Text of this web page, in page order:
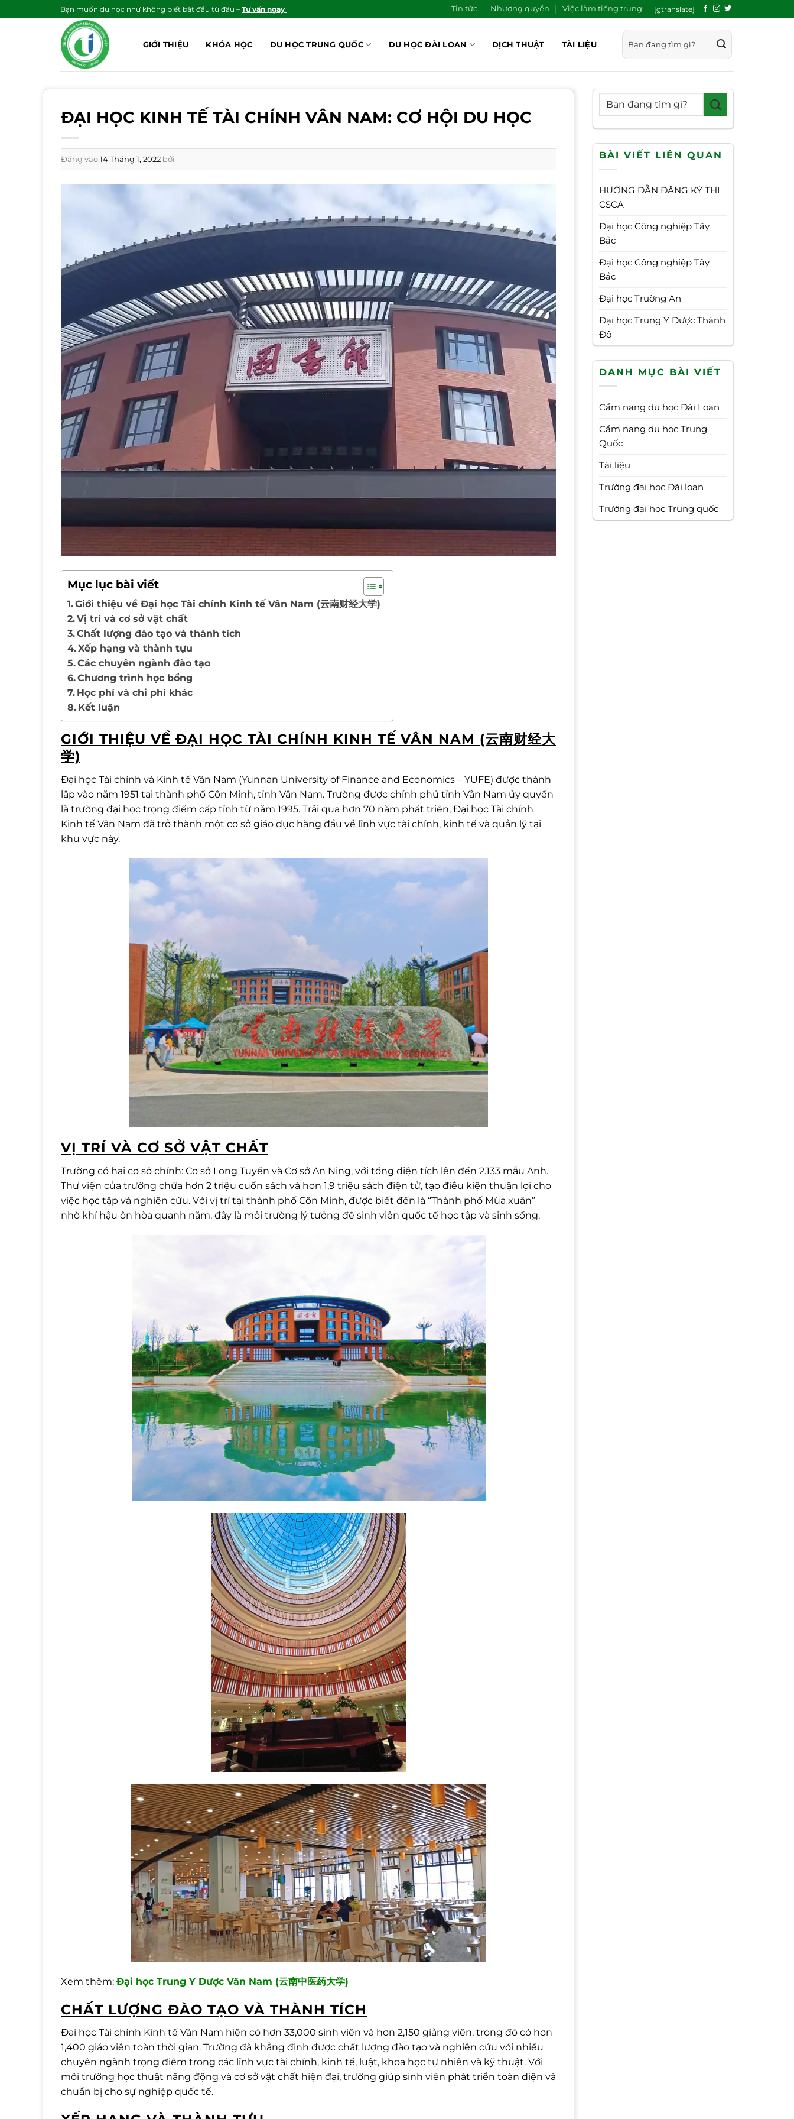
qua
Bạn muốn du học như không biết bắt đầu từ đâu – Tư vấn ngay Tin tức Nhượng quyền Việc làm tiếng trung [gtranslate]
GIỚI THIỆU KHÓA HỌC DU HỌC TRUNG QUỐC DU HỌC ĐÀI LOAN DỊCH THUẬT TÀI LIỆU
ĐẠI HỌC KINH TẾ TÀI CHÍNH VÂN NAM: CƠ HỘI DU HỌC
Đăng vào14 Tháng 1, 2022 bởi
Mục lục bài viết
Giới thiệu về Đại học Tài chính Kinh tế Vân Nam (云南财经大学)
Vị trí và cơ sở vật chất
Chất lượng đào tạo và thành tích
Xếp hạng và thành tựu
Các chuyên ngành đào tạo
Chương trình học bổng
Học phí và chi phí khác
Kết luận
GIỚI THIỆU VỀ ĐẠI HỌC TÀI CHÍNH KINH TẾ VÂN NAM (云南财经大
学)
Đại học Tài chính và Kinh tế Vân Nam (Yunnan University of Finance and Economics – YUFE) được thành
lập vào năm 1951 tại thành phố Côn Minh, tỉnh Vân Nam. Trường được chính phủ tỉnh Vân Nam ủy quyền
là trường đại học trọng điểm cấp tỉnh từ năm 1995. Trải qua hơn 70 năm phát triển, Đại học Tài chính
Kinh tế Vân Nam đã trở thành một cơ sở giáo dục hàng đầu về lĩnh vực tài chính, kinh tế và quản lý tại
khu vực này.
VỊ TRÍ VÀ CƠ SỞ VẬT CHẤT
Trường có hai cơ sở chính: Cơ sở Long Tuyền và Cơ sở An Ning, với tổng diện tích lên đến 2.133 mẫu Anh.
Thư viện của trường chứa hơn 2 triệu cuốn sách và hơn 1,9 triệu sách điện tử, tạo điều kiện thuận lợi cho
việc học tập và nghiên cứu. Với vị trí tại thành phố Côn Minh, được biết đến là “Thành phố Mùa xuân”
nhờ khí hậu ôn hòa quanh năm, đây là môi trường lý tưởng để sinh viên quốc tế học tập và sinh sống.
Xem thêm: Đại học Trung Y Dược Vân Nam (云南中医药大学)
CHẤT LƯỢNG ĐÀO TẠO VÀ THÀNH TÍCH
Đại học Tài chính Kinh tế Vân Nam hiện có hơn 33,000 sinh viên và hơn 2,150 giảng viên, trong đó có hơn
1,400 giáo viên toàn thời gian. Trường đã khẳng định được chất lượng đào tạo và nghiên cứu với nhiều
chuyên ngành trọng điểm trong các lĩnh vực tài chính, kinh tế, luật, khoa học tự nhiên và kỹ thuật. Với
môi trường học thuật năng động và cơ sở vật chất hiện đại, trường giúp sinh viên phát triển toàn diện và
chuẩn bị cho sự nghiệp quốc tế.
BÀI VIẾT LIÊN QUAN
HƯỚNG DẪN ĐĂNG KÝ THI
CSCA
Đại học Công nghiệp Tây
Bắc
Đại học Công nghiệp Tây
Bắc
Đại học Trường An
Đại học Trung Y Dược Thành
Đô
DANH MỤC BÀI VIẾT
Cẩm nang du học Đài Loan
Cẩm nang du học Trung
Quốc
Tài liệu
Trường đại học Đài loan
Trường đại học Trung quốc